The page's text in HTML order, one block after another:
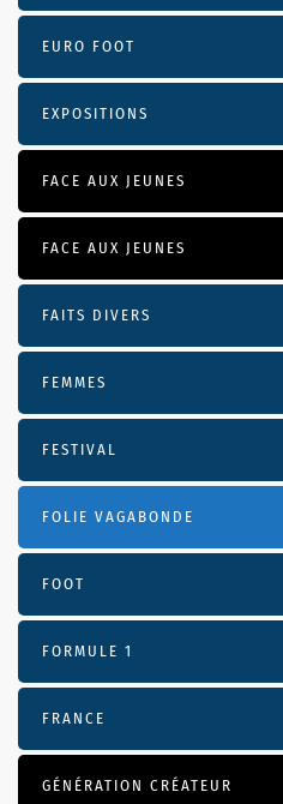
EURO FOOT
EXPOSITIONS
FACE AUX JEUNES
FACE AUX JEUNES
FAITS DIVERS
FEMMES
FESTIVAL
FOLIE VAGABONDE
FOOT
FORMULE 1
FRANCE
GÉNÉRATION CRÉATEUR